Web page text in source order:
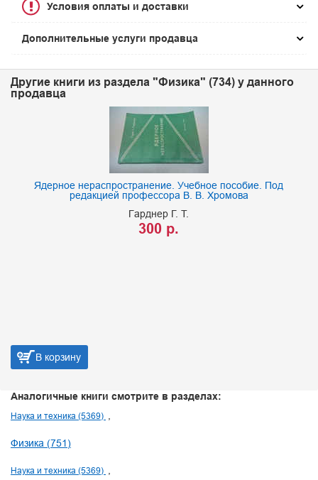
Условия оплаты и доставки
Дополнительные услуги продавца
Другие книги из раздела "Физика" (734) у данного
продавца
Ядерное нераспространение. Учебное пособие. Под
редакцией профессора В. В. Хромова
Гарднер Г. Т.
300 р.
В корзину
Аналогичные книги смотрите в разделах:
Наука и техника (5369)
Физика (751)
Наука и техника (5369)